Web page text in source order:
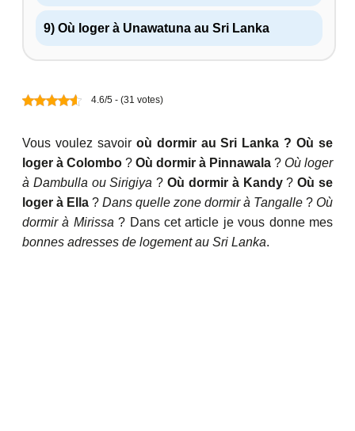
9) Où loger à Unawatuna au Sri Lanka
4.6/5 - (31 votes)
Vous voulez savoir où dormir au Sri Lanka ? Où se
loger à Colombo ? Où dormir à Pinnawala ? Où loger
à Dambulla ou Sirigiya ?Où dormir à Kandy?Où se
loger à Ella ? Dans quelle zone dormir à Tangalle ? Où
dormir à Mirissa ? Dans cet article je vous donne mes
bonnes adresses de logement au Sri Lanka.